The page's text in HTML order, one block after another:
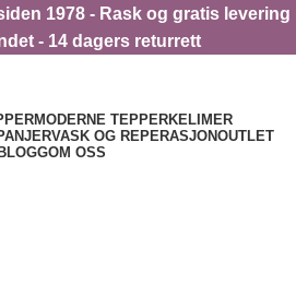
1978 - Rask og gratis levering
- 14 dagers returrett
MODERNE TEPPERKELIMER
VASK OG REPERASJONOUTLET
BLOGGOM OSS